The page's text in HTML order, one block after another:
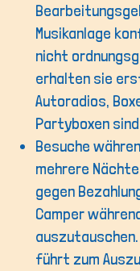
Musikanlage
nicht
erhalten sie
Autoradios,
Partyboxen
Besuche
mehrere
gegen
Camper
führt zum